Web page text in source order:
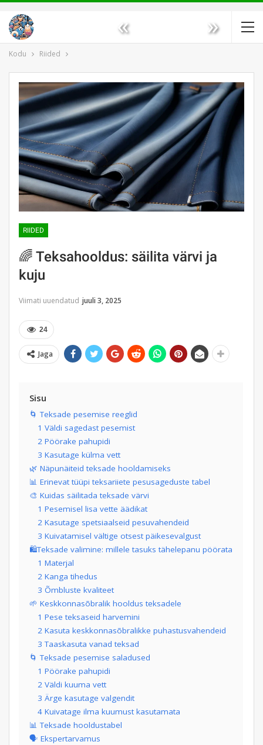
« »
Kodu Riided
RIIDED
🌈 Teksahooldus: säilita värvi ja
kuju
Viimati uuendatud juuli 3, 2025
24
Jaga
Sisu
🌀 Teksade pesemise reeglid
1 Väldi sagedast pesemist
2 Pöörake pahupidi
3 Kasutage külma vett
🌿 Näpunäiteid teksade hooldamiseks
📊 Erinevat tüüpi teksariiete pesusageduste tabel
🎨 Kuidas säilitada teksade värvi
1 Pesemisel lisa vette äädikat
2 Kasutage spetsiaalseid pesuvahendeid
3 Kuivatamisel vältige otsest päikesevalgust
🛍️Teksade valimine: millele tasuks tähelepanu pöörata
1 Materjal
2 Kanga tihedus
3 Õmbluste kvaliteet
🌱 Keskkonnasõbralik hooldus teksadele
1 Pese teksaseid harvemini
2 Kasuta keskkonnasõbralikke puhastusvahendeid
3 Taaskasuta vanad teksad
🌀 Teksade pesemise saladused
1 Pöörake pahupidi
2 Väldi kuuma vett
3 Ärge kasutage valgendit
4 Kuivatage ilma kuumust kasutamata
📊 Teksade hooldustabel
🗣️ Ekspertarvamus